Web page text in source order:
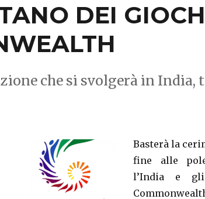
DEI
che si svolgerà in India,
Basterà la
fine alle
l’India e